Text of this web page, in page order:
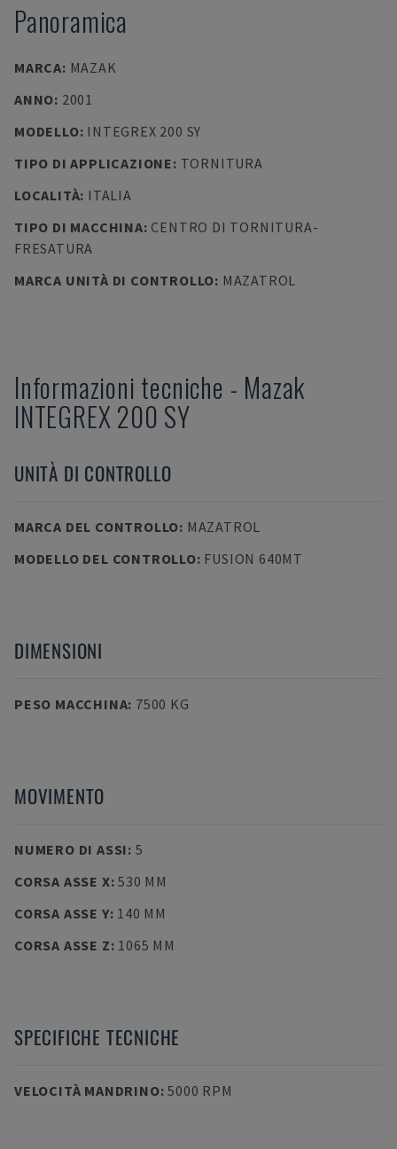
Panoramica
MARCA: MAZAK
ANNO: 2001
MODELLO: INTEGREX 200 SY
TIPO DI APPLICAZIONE: TORNITURA
LOCALITÀ: ITALIA
TIPO DI MACCHINA: CENTRO DI TORNITURA-
FRESATURA
MARCA UNITÀ DI CONTROLLO: MAZATROL
Informazioni tecniche - Mazak
INTEGREX 200 SY
UNITÀ DI CONTROLLO
MARCA DEL CONTROLLO: MAZATROL
MODELLO DEL CONTROLLO: FUSION 640MT
DIMENSIONI
PESO MACCHINA: 7500 KG
MOVIMENTO
NUMERO DI ASSI: 5
CORSA ASSE X:530 MM
CORSA ASSE Y: 140 MM
CORSA ASSE Z: 1065 MM
SPECIFICHE TECNICHE
VELOCITÀ MANDRINO:5000 RPM